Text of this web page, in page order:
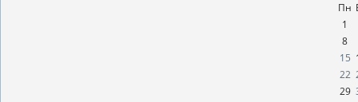
Пн
1
8
15
22
29